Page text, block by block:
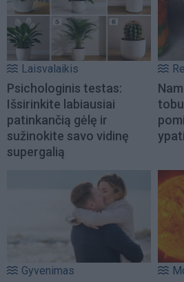
Laisvalaikis
Psichologinis testas:
Išsirinkite labiausiai
patinkančią gėlę ir
sužinokite savo vidinę
supergalią
Gyvenimas